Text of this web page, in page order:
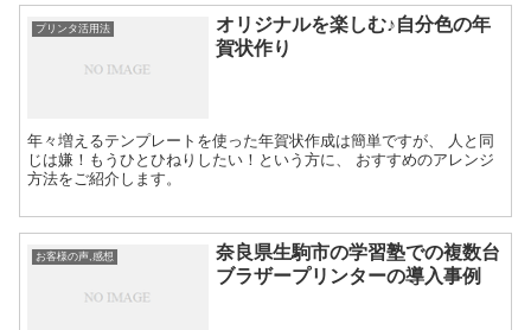
プリンタ活用法
オリジナルを楽しむ♪自分色の年
賀状作り
年々増えるテンプレートを使った年賀状作成は簡単ですが、 人と同
じは嫌！もうひとひねりしたい！という方に、 おすすめのアレンジ
方法をご紹介します。
お客様の声,感想
奈良県生駒市の学習塾での複数台
ブラザープリンターの導入事例